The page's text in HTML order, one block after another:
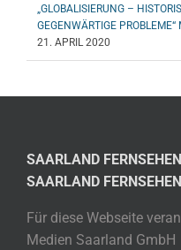
„GLOBALISIERUNG –
GEGENWÄRTIGE
21. APRIL 2020
SAARLAND
SAARLAND
Für diese Webseite
Medien Saarland GmbH